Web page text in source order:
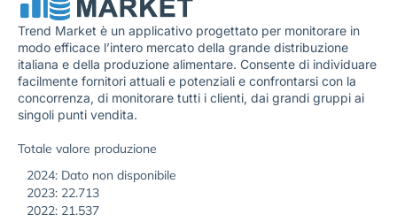
Trend Market è un applicativo progettato per monitorare in
modo efficace l’intero mercato della grande distribuzione
italiana e della produzione alimentare. Consente di individuare
facilmente fornitori attuali e potenziali e confrontarsi con la
concorrenza, di monitorare tutti i clienti, dai grandi gruppi ai
singoli punti vendita.
Totale valore produzione
2024: Dato non disponibile
2023: 22.713
2022: 21.537